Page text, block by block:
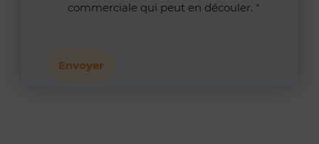
commerciale qui peut en découler. *